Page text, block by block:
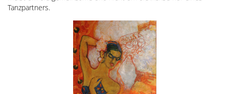
Tanzpartners.